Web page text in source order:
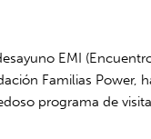
EMI
Familias Power,
programa de